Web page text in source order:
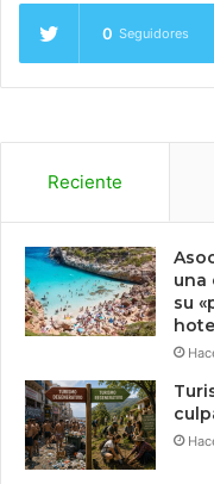
0 Seguidores
Reciente
una
su